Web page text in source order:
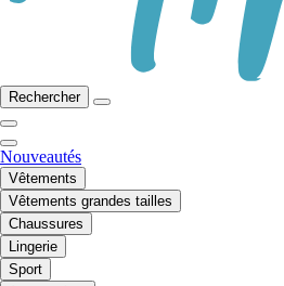
Rechercher
Nouveautés
Vêtements
Vêtements grandes tailles
Chaussures
Lingerie
Sport